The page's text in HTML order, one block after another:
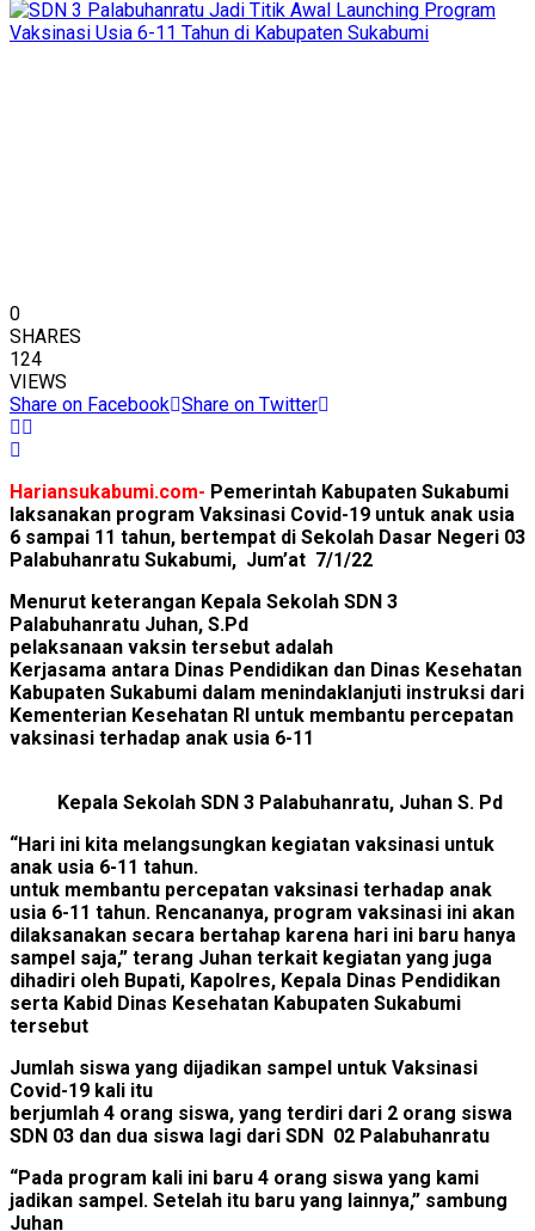
0
SHARES
124
VIEWS
Share on Facebook Share on Twitter
Hariansukabumi.com- Pemerintah Kabupaten Sukabumi
laksanakan program Vaksinasi Covid-19 untuk anak usia
6 sampai 11 tahun, bertempat di Sekolah Dasar Negeri 03
Palabuhanratu Sukabumi, Jum’at 7/1/22
Menurut keterangan Kepala Sekolah SDN 3
Palabuhanratu Juhan, S.Pd
pelaksanaan vaksin tersebut adalah
Kerjasama antara Dinas Pendidikan dan Dinas Kesehatan
Kabupaten Sukabumi dalam menindaklanjuti instruksi dari
Kementerian Kesehatan RI untuk membantu percepatan
vaksinasi terhadap anak usia 6-11
Kepala Sekolah SDN 3 Palabuhanratu, Juhan S. Pd
“Hari ini kita melangsungkan kegiatan vaksinasi untuk
anak usia 6-11 tahun.
untuk membantu percepatan vaksinasi terhadap anak
usia 6-11 tahun. Rencananya, program vaksinasi ini akan
dilaksanakan secara bertahap karena hari ini baru hanya
sampel saja,” terang Juhan terkait kegiatan yang juga
dihadiri oleh Bupati, Kapolres, Kepala Dinas Pendidikan
serta Kabid Dinas Kesehatan Kabupaten Sukabumi
tersebut
Jumlah siswa yang dijadikan sampel untuk Vaksinasi
Covid-19 kali itu
berjumlah 4 orang siswa, yang terdiri dari 2 orang siswa
SDN 03 dan dua siswa lagi dari SDN 02 Palabuhanratu
“Pada program kali ini baru 4 orang siswa yang kami
jadikan sampel. Setelah itu baru yang lainnya,” sambung
Juhan